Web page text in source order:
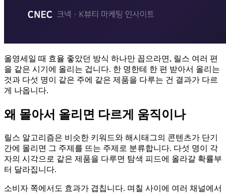
올영세일 때 효율 좋았던 방식 하나만 꼽으라면, 릴스 여러 편
을 같은 시기에 올리는 겁니다. 한 명한테 한 편 받아서 올리는
것과 다섯 명이 같은 주에 같은 제품을 다루는 건 결과가 다르
게 나옵니다.
왜 몰아서 올리면 다르게 움직이나
릴스 알고리즘은 비슷한 키워드와 해시태그의 콘텐츠가 단기
간에 몰리면 그 주제를 뜨는 주제로 분류합니다. 다섯 명이 각
자의 시각으로 같은 제품을 다루면 탐색 피드에 올라갈 확률부
터 달라집니다.
소비자 쪽에서도 효과가 겹칩니다. 며칠 사이에 여러 채널에서